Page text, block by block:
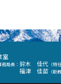
室
務局長： 鈴木 佳代 （特
福津 佳苗 （助教